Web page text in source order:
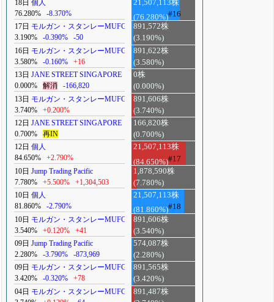
18日 個人
76.280%
-8.370%
21,507,113株
(76.280%)#16
17日 モルガン・スタンレーMUFG
3.190%
-0.390% -50
891,572株
(3.190%)
16日 モルガン・スタンレーMUFG
3.580%
-0.160% +16
891,622株
(3.580%)
13日 JANE STREET SINGAPORE
0.000%
解消 -166,820
0株
(0.000%)
13日 モルガン・スタンレーMUFG
3.740%
+0.200%
891,606株
(3.740%)
12日 JANE STREET SINGAPORE
0.700%
再IN
166,820株
(0.700%)
12日 個人
84.650%
+2.790%
21,507,113株
(84.650%)#17
10日 Jump Trading Pacific
7.780%
+5.500% +1,304,503
1,878,590株
(7.780%)
10日 個人
81.860%
-2.790%
21,507,113株
(81.860%)#18
10日 モルガン・スタンレーMUFG
3.540%
+0.120% +41
891,606株
(3.540%)
09日 Jump Trading Pacific
2.280%
-3.790% -873,969
574,087株
(2.280%)
09日 モルガン・スタンレーMUFG
3.420%
-0.320% +78
891,565株
(3.420%)
04日 モルガン・スタンレーMUFG
891,487株